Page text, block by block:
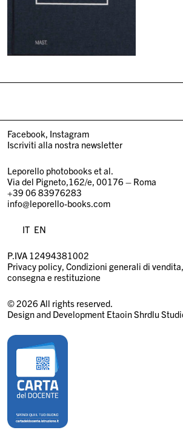
Facebook Instagram
Iscriviti alla nostra newsletter
Leporello photobooks et al.
Via del Pigneto,162/e, 00176 – Roma
+39 06 83976283
info@leporello-books.com
IT EN
P.IVA 12494381002
Privacy policy Condizioni generali di vendita
consegna e restituzione
© 2026 All rights reserved.
Design and Development Etaoin Shrdlu